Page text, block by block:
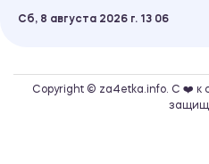
Сб, 8 августа 2026 г. 13 06
Copyright © za4etka.info. С ❤️ к